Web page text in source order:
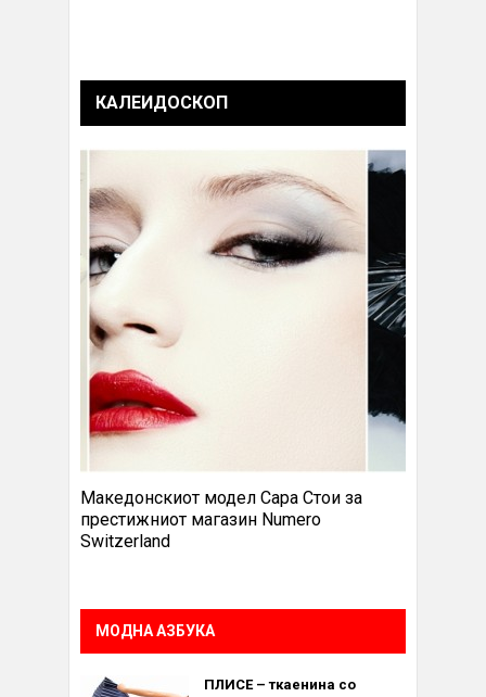
КАЛЕИДОСКОП
Македонскиот модел Сара Стои за
престижниот магазин Numero
Switzerland
МОДНА АЗБУКА
ПЛИСЕ – ткаенина со